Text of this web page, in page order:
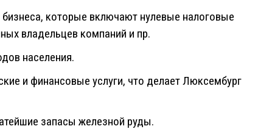
которые включают нулевые налоговые
владельцев компаний и пр.
населения.
и финансовые услуги, что делает Люксембург
запасы железной руды.